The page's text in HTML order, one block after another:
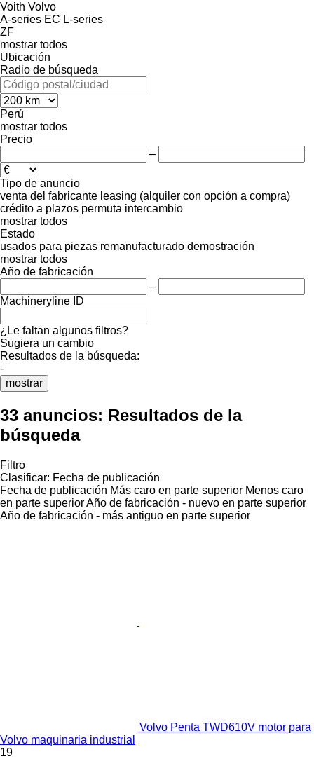
Voith Volvo
A-series EC L-series
ZF
mostrar todos
Ubicación
Radio de búsqueda
Perú
mostrar todos
Precio
–
Tipo de anuncio
venta del fabricante leasing (alquiler con opción a compra)
crédito a plazos permuta intercambio
mostrar todos
Estado
usados para piezas remanufacturado demostración
mostrar todos
Año de fabricación
–
Machineryline ID
¿Le faltan algunos filtros?
Sugiera un cambio
Resultados de la búsqueda:
-
mostrar
33 anuncios: Resultados de la
búsqueda
Filtro
Clasificar: Fecha de publicación
Fecha de publicación Más caro en parte superior Menos caro
en parte superiorAño de fabricación - nuevo en parte superior
Año de fabricación - más antiguo en parte superior
Volvo Penta TWD610V motor para
Volvo maquinaria industrial
19